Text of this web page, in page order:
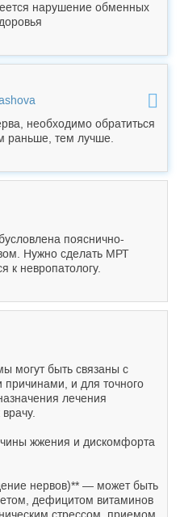
нарушение обменных
необходимо обратиться
раньше, тем лучше.
пояснично-
Нужно сделать МРТ
к невропатологу.
могут быть связаны с
и для точного
лечения
жжения и дискомфорта
нервов)** — может быть
дефицитом витаминов